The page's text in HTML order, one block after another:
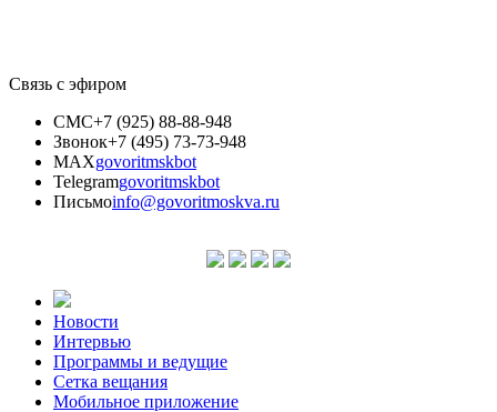
Связь с эфиром
СМС+7 (925) 88-88-948
Звонок+7 (495) 73-73-948
MAXgovoritmskbot
Telegramgovoritmskbot
Письмоinfo@govoritmoskva.ru
Новости
Интервью
Программы и ведущие
Сетка вещания
Мобильное приложение